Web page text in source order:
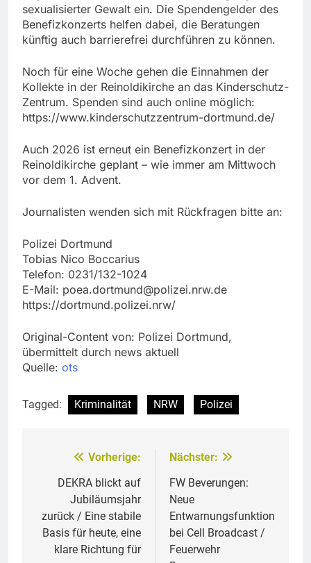
sexualisierter Gewalt ein. Die Spendengelder des
Benefizkonzerts helfen dabei, die Beratungen
künftig auch barrierefrei durchführen zu können.
Noch für eine Woche gehen die Einnahmen der
Kollekte in der Reinoldikirche an das Kinderschutz-
Zentrum. Spenden sind auch online möglich:
https://www.kinderschutzzentrum-dortmund.de/
Auch 2026 ist erneut ein Benefizkonzert in der
Reinoldikirche geplant – wie immer am Mittwoch
vor dem 1. Advent.
Journalisten wenden sich mit Rückfragen bitte an:
Polizei Dortmund
Tobias Nico Boccarius
Telefon: 0231/132-1024
E-Mail: poea.dortmund@polizei.nrw.de
https://dortmund.polizei.nrw/
Original-Content von: Polizei Dortmund,
übermittelt durch news aktuell
Quelle: ots
Tagged: Kriminalität NRW Polizei
Beitragsnavigation
Vorherige:
DEKRA blickt auf
Jubiläumsjahr
zurück / Eine stabile
Basis für heute, eine
klare Richtung für
Nächster:
FW Beverungen:
Neue
Entwarnungsfunktion
bei Cell Broadcast /
Feuerwehr